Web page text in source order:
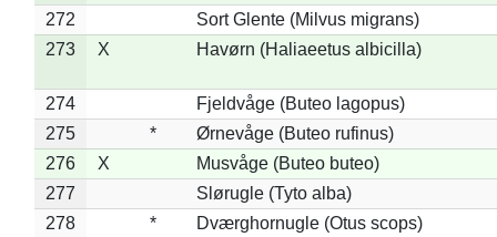
272
Sort Glente (Milvus migrans)
273
X Havørn (Haliaeetus albicilla)
274
Fjeldvåge (Buteo lagopus)
275
*
Ørnevåge (Buteo rufinus)
276
X
Musvåge (Buteo buteo)
277
Slørugle (Tyto alba)
278
*
Dværghornugle (Otus scops)